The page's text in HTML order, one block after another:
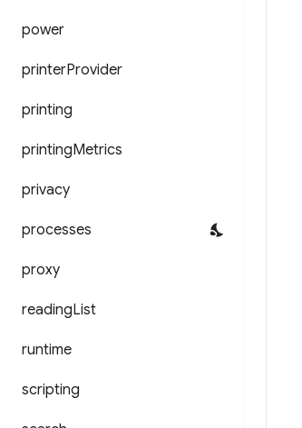
power
printerProvider
printing
printingMetrics
privacy
processes
proxy
readingList
runtime
scripting